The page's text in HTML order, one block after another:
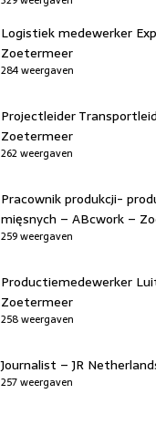
Logistiek medewerker
Zoetermeer
284 weergaven
Projectleider
Zoetermeer
262 weergaven
Pracownik produkcji-
mięsnych – ABcwork –
259 weergaven
Productiemedewerker
Zoetermeer
258 weergaven
Journalist – JR
257 weergaven